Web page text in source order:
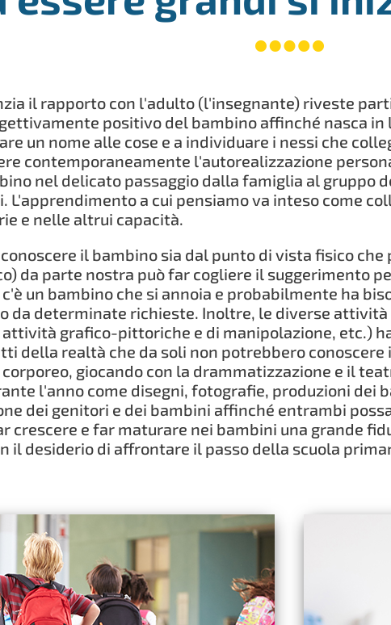
il rapporto con l'adulto (l'insegnante) riveste
positivo del bambino affinché nasca
un nome alle cose e a individuare i nessi che
contemporaneamente l'autorealizzazione
nel delicato passaggio dalla famiglia al gruppo
L'apprendimento a cui pensiamo va inteso come
e nelle altrui capacità.
il bambino sia dal punto di vista fisico
da parte nostra può far cogliere il suggerimento
c'è un bambino che si annoia e probabilmente ha
da determinate richieste. Inoltre, le diverse
grafico-pittoriche e di manipolazione, etc.)
della realtà che da soli non potrebbero
giocando con la drammatizzazione e il
l'anno come disegni, fotografie, produzioni dei
dei genitori e dei bambini affinché entrambi
crescere e far maturare nei bambini una grande
il desiderio di affrontare il passo della scuola